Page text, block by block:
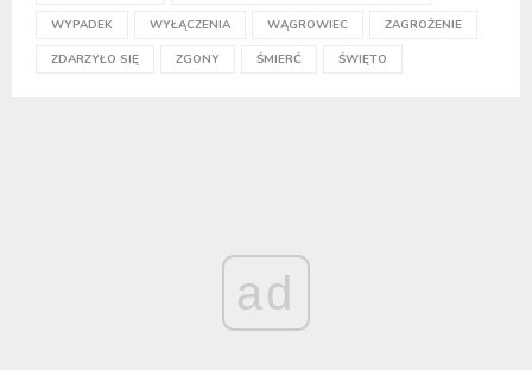
WYPADEK WYŁĄCZENIA WĄGROWIEC ZAGROŻENIE
ZDARZYŁO SIĘ ZGONY ŚMIERĆ ŚWIĘTO
ad